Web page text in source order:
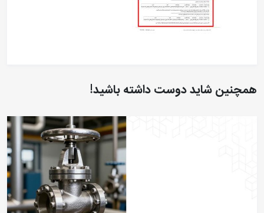
همچنین شاید دوست داشته باشید!